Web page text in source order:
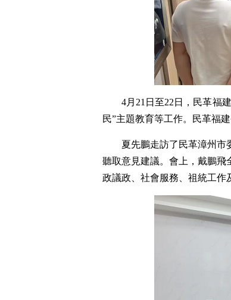
4月21日至22日，民革福
民”主題教育等工作。民革福
夏先鵬走訪了民革漳州市
聽取意見建議。會上，戴鵬飛
政議政、社會服務、祖統工作